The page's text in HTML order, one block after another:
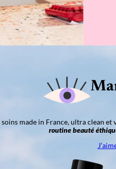
made in France, ultra clean et
routine beauté